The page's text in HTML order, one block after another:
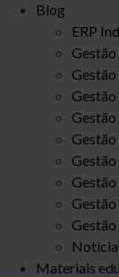
Blog
ERP
Gestão
Gestão
Gestão
Gestão
Materiais